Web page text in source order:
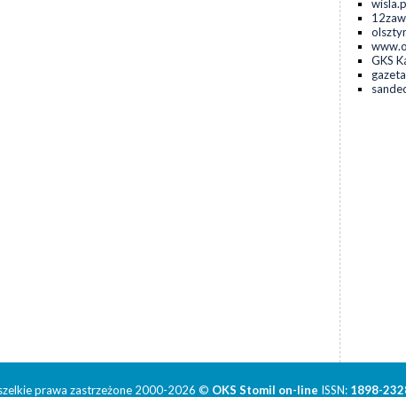
GKS
prawa zastrzeżone 2000-2026 © OKS Stomil on-line ISSN: 1898-